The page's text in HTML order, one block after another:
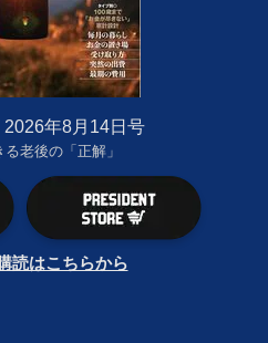
年8月14日号
老後の「正解」
読はこちらから